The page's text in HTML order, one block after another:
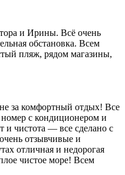
и Ирины. Всё очень
обстановка. Всем
пляж, рядом магазины,
за комфортный отдых! Все
с кондиционером и
и чистота — все сделано с
отзывчивые и
отличная и недорогая
чистое море! Всем